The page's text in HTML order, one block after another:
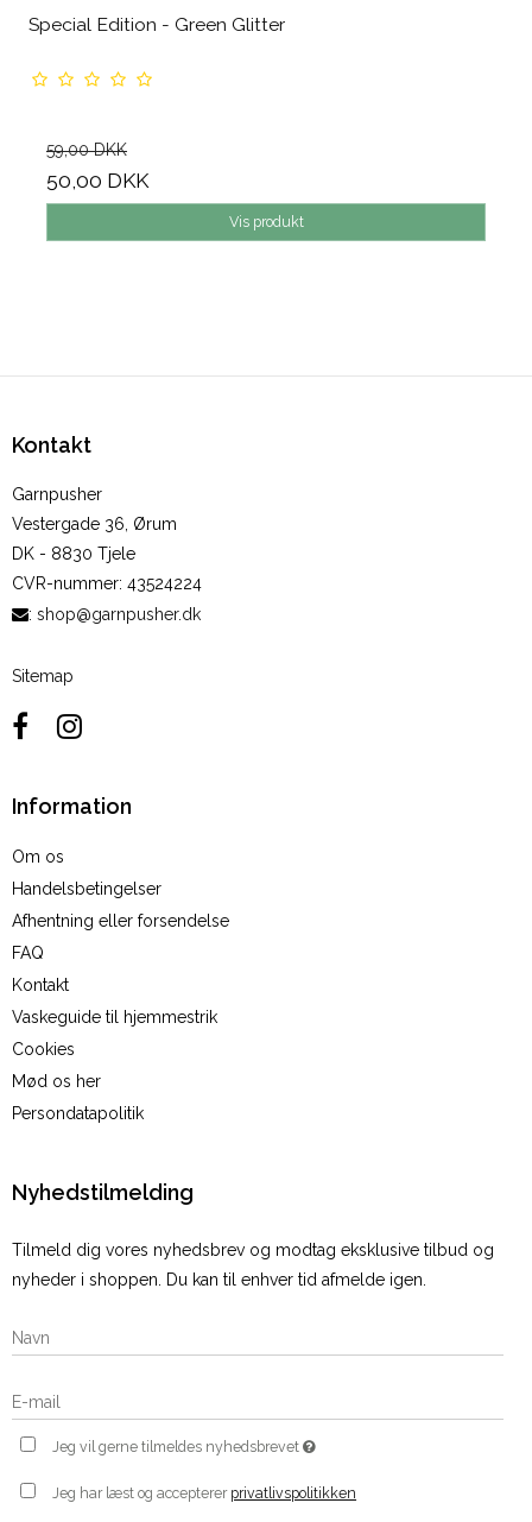
Special Edition - Green Glitter
59,00 DKK
50,00 DKK
Vis produkt
Kontakt
Garnpusher
Vestergade 36, Ørum
DK - 8830 Tjele
CVR-nummer: 43524224
: shop@garnpusher.dk
Sitemap
Information
Om os
Handelsbetingelser
Afhentning eller forsendelse
FAQ
Kontakt
Vaskeguide til hjemmestrik
Cookies
Mød os her
Persondatapolitik
Nyhedstilmelding
Tilmeld dig vores nyhedsbrev og modtag eksklusive tilbud og
nyheder i shoppen. Du kan til enhver tid afmelde igen.
Jeg vil gerne tilmeldes nyhedsbrevet
Jeg har læst og accepterer privatlivspolitikken